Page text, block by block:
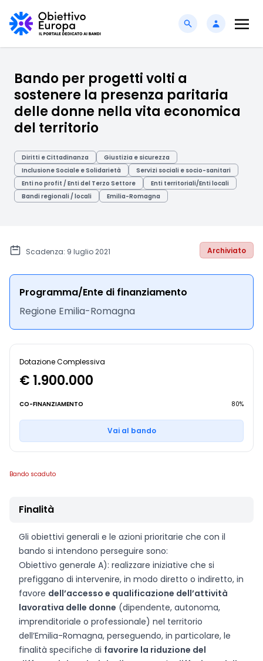
Bando per progetti volti a
sostenere la presenza paritaria
delle donne nella vita economica
del territorio
Diritti e Cittadinanza
Giustizia e sicurezza
Inclusione Sociale e Solidarietà
Servizi sociali e socio-sanitari
Enti no profit / Enti del Terzo Settore
Enti territoriali/Enti locali
Bandi regionali / locali
Emilia-Romagna
Scadenza: 9 luglio 2021 Archiviato
Programma/Ente di finanziamento
Regione Emilia-Romagna
Dotazione Complessiva
€ 1.900.000
CO-FINANZIAMENTO 80%
Vai al bando
Bando scaduto
Finalità
Gli obiettivi generali e le azioni prioritarie che con il
bando si intendono perseguire sono:
Obiettivo generale A): realizzare iniziative che si
prefiggano di intervenire, in modo diretto o indiretto, in
favore dell’accesso e qualificazione dell’attività
lavorativa delle donne (dipendente, autonoma,
imprenditoriale o professionale) nel territorio
dell’Emilia-Romagna, perseguendo, in particolare, le
finalità specifiche di favorire la riduzione del